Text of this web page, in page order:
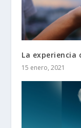
La experiencia
15 enero, 2021